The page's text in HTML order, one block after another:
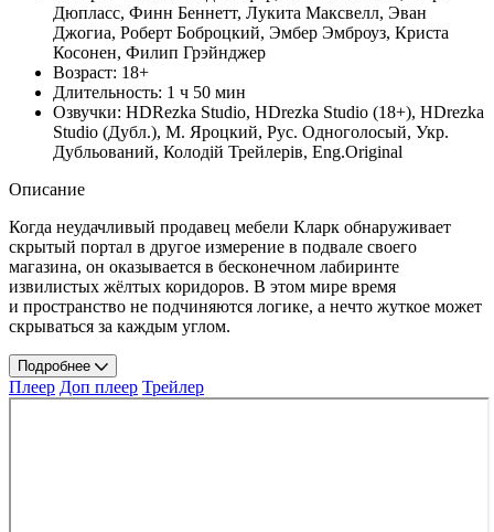
Дюпласс, Финн Беннетт, Лукита Максвелл, Эван
Джогиа, Роберт Боброцкий, Эмбер Эмброуз, Криста
Косонен, Филип Грэйнджер
Возраст: 18+
Длительность: 1 ч 50 мин
Озвучки: HDRezka Studio, HDrezka Studio (18+), HDrezka
Studio (Дубл.), М. Яроцкий, Рус. Одноголосый, Укр.
Дубльований, Колодій Трейлерів, Eng.Original
Описание
Когда неудачливый продавец мебели Кларк обнаруживает
скрытый портал в другое измерение в подвале своего
магазина, он оказывается в бесконечном лабиринте
извилистых жёлтых коридоров. В этом мире время
и пространство не подчиняются логике, а нечто жуткое может
скрываться за каждым углом.
Подробнее
Плеер Доп плеер Трейлер